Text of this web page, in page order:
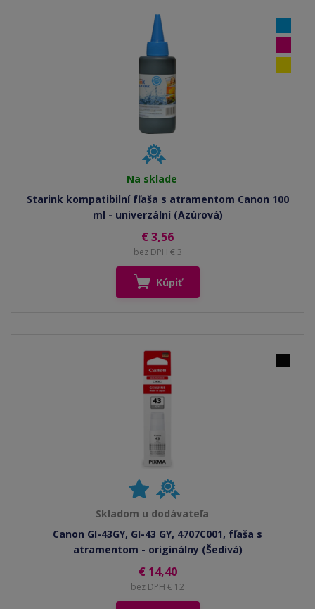
Na sklade
Starink kompatibilní fľaša s atramentom Canon 100
ml - univerzální (Azúrová)
€ 3,56
bez DPH € 3
Kúpiť
Skladom u dodávateľa
Canon GI-43GY, GI-43 GY, 4707C001, fľaša s
atramentom - originálny (Šedivá)
€ 14,40
bez DPH € 12